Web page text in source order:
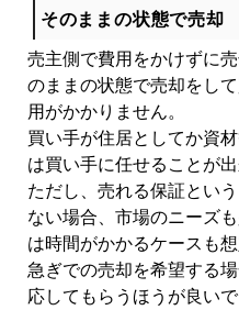
そのままの状態で売却
売主側で費用をかけずに
のままの状態で売却をし
用がかかりません。
買い手が住居としてか資
は買い手に任せることが出
ただし、売れる保証とい
ない場合、市場のニーズ
は時間がかかるケースも想
急ぎでの売却を希望する
応してもらうほうが良いで